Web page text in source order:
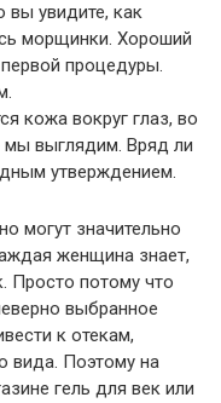
вы увидите, как
морщинки. Хороший
процедуры.
кожа вокруг глаз, во
мы выглядим. Вряд ли
утверждением.
могут значительно
женщина знает,
Просто потому что
выбранное
к отекам,
вида. Поэтому на
гель для век или